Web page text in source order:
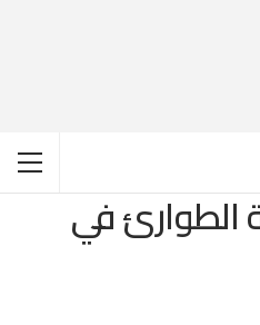
الطوارئ في